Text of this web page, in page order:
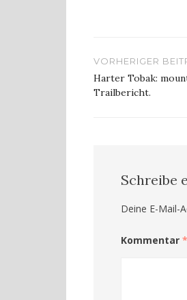
VORHERIGER
Harter Tobak:
Trailbericht.
Schreibe
Deine E-Mail-
Kommentar *